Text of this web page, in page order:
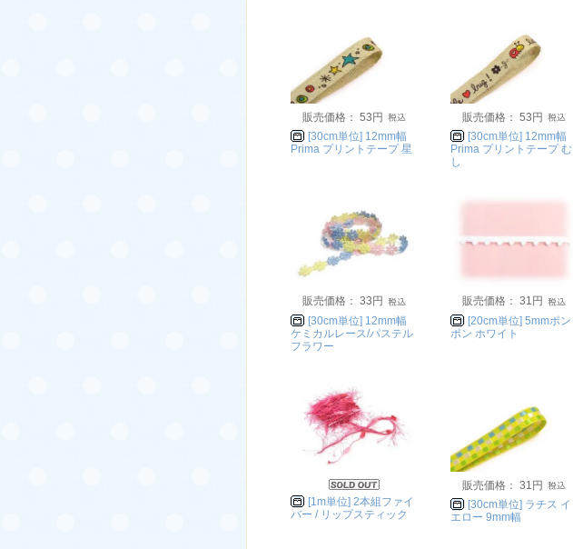
販売価格： 53円
[30cm単位] 12mm幅
Prima プリントテープ 星
販売価格： 53円
[30cm単位] 12mm幅
Prima プリントテープ む
し
販売価格： 33円
[30cm単位] 12mm幅
ケミカルレース/パステル
フラワー
販売価格： 31円
[20cm単位] 5mmポン
ポン ホワイト
[1m単位] 2本組ファイ
バー / リップスティック
販売価格： 31円
[30cm単位] ラチス イ
エロー 9mm幅